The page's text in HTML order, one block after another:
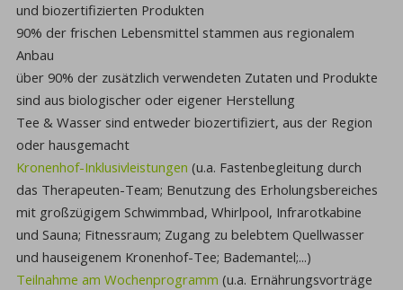
und biozertifizierten Produkten
90% der frischen Lebensmittel stammen aus regionalem
Anbau
über 90% der zusätzlich verwendeten Zutaten und Produkte
sind aus biologischer oder eigener Herstellung
Tee & Wasser sind entweder biozertifiziert, aus der Region
oder hausgemacht
Kronenhof-Inklusivleistungen (u.a. Fastenbegleitung durch
das Therapeuten-Team; Benutzung des Erholungsbereiches
mit großzügigem Schwimmbad, Whirlpool, Infrarotkabine
und Sauna; Fitnessraum; Zugang zu belebtem Quellwasser
und hauseigenem Kronenhof-Tee; Bademantel;...)
Teilnahme am Wochenprogramm (u.a. Ernährungsvorträge